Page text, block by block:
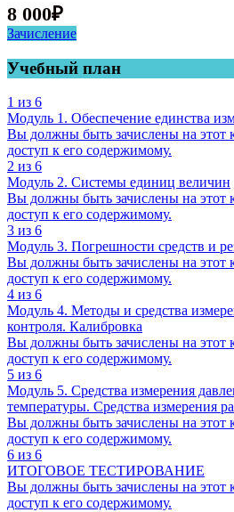
8 000₽
Зачисление
Учебный план
1 из 6
Модуль 1. Обеспечение единства
Вы должны быть зачислены на этот
доступ к его содержимому.
2 из 6
Модуль 2. Системы единиц величин
Вы должны быть зачислены на этот
доступ к его содержимому.
3 из 6
Модуль 3. Погрешности средств и
Вы должны быть зачислены на этот
доступ к его содержимому.
4 из 6
Модуль 4. Методы и средства
контроля. Калибровка
Вы должны быть зачислены на этот
доступ к его содержимому.
5 из 6
Модуль 5. Средства измерения
температуры. Средства измерения
Вы должны быть зачислены на этот
доступ к его содержимому.
6 из 6
ИТОГОВОЕ ТЕСТИРОВАНИЕ
Вы должны быть зачислены на этот
доступ к его содержимому.